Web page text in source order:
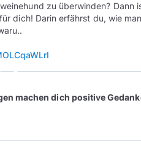
zu überwinden? Dann
dich! Darin erfährst du, wie
machen dich positive